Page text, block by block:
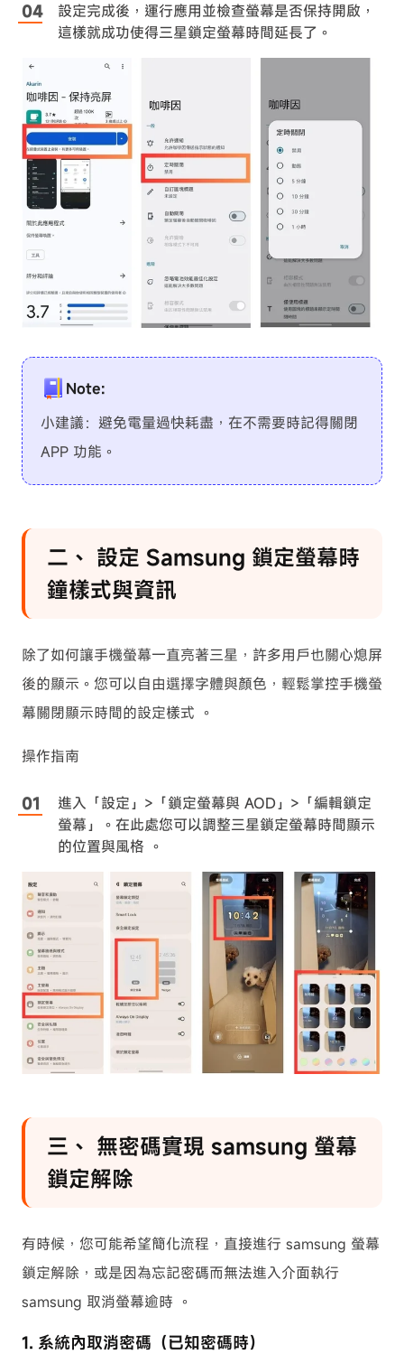
設定完成後，運行應用並檢查螢幕是否保持開啟，
這樣就成功使得三星鎖定螢幕時間延長了。
Note:
小建議：避免電量過快耗盡，在不需要時記得關閉
APP 功能。
二、 設定 Samsung 鎖定螢幕時
鐘樣式與資訊
除了如何讓手機螢幕一直亮著三星，許多用戶也關心熄屏
後的顯示。您可以自由選擇字體與顏色，輕鬆掌控手機螢
幕關閉顯示時間的設定樣式 。
操作指南
進入「設定」>「鎖定螢幕與 AOD」>「編輯鎖定
螢幕」。在此處您可以調整三星鎖定螢幕時間顯示
的位置與風格 。
三、 無密碼實現 samsung 螢幕
鎖定解除
有時候，您可能希望簡化流程，直接進行 samsung 螢幕
鎖定解除，或是因為忘記密碼而無法進入介面執行
samsung 取消螢幕逾時 。
1. 系統內取消密碼（已知密碼時）